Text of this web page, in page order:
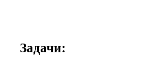
Задачи: